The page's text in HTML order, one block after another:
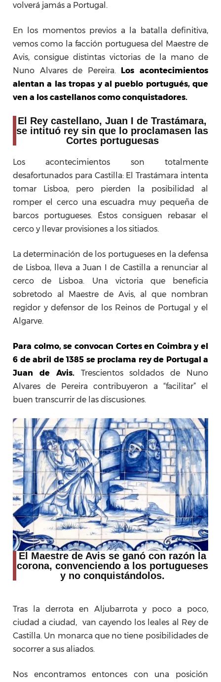
volverá jamás a Portugal.
En los momentos previos a la batalla definitiva,
vemos como la facción portuguesa del Maestre de
Avis, consigue distintas victorias de la mano de
Nuno Alvares de Pereira.
Los acontecimientos
alentan a las tropas y al pueblo portugués, que
ven a los castellanos como conquistadores.
El Rey castellano, Juan I de Trastámara,
se intituó rey sin que lo proclamasen las
Cortes portuguesas
Los acontecimientos son totalmente
desafortunados para Castilla: El Trastámara intenta
tomar Lisboa, pero pierden la posibilidad al
romper el cerco una escuadra muy pequeña de
barcos portugueses. Éstos consiguen rebasar el
cerco y llevar provisiones a los sitiados.
La determinación de los portugueses en la defensa
de Lisboa, lleva a Juan I de Castilla a renunciar al
cerco de Lisboa. Una victoria que beneficia
sobretodo al Maestre de Avis, al que nombran
regidor y defensor de los Reinos de Portugal y el
Algarve.
Para colmo, se convocan Cortes en Coimbra y el
6 de abril de 1385 se proclama rey de Portugal a
Juan de Avis.Trescientos soldados de Nuno
Alvares de Pereira contribuyeron a “facilitar” el
buen transcurrir de las discusiones.
El Maestre de Avis se ganó con razón la
corona, convenciendo a los portugueses
y no conquistándolos.
Tras la derrota en Aljubarrota y poco a poco,
ciudad a ciudad, van cayendo los leales al Rey de
Castilla. Un monarca que no tiene posibilidades de
socorrer a sus aliados.
Nos encontramos entonces con una posición